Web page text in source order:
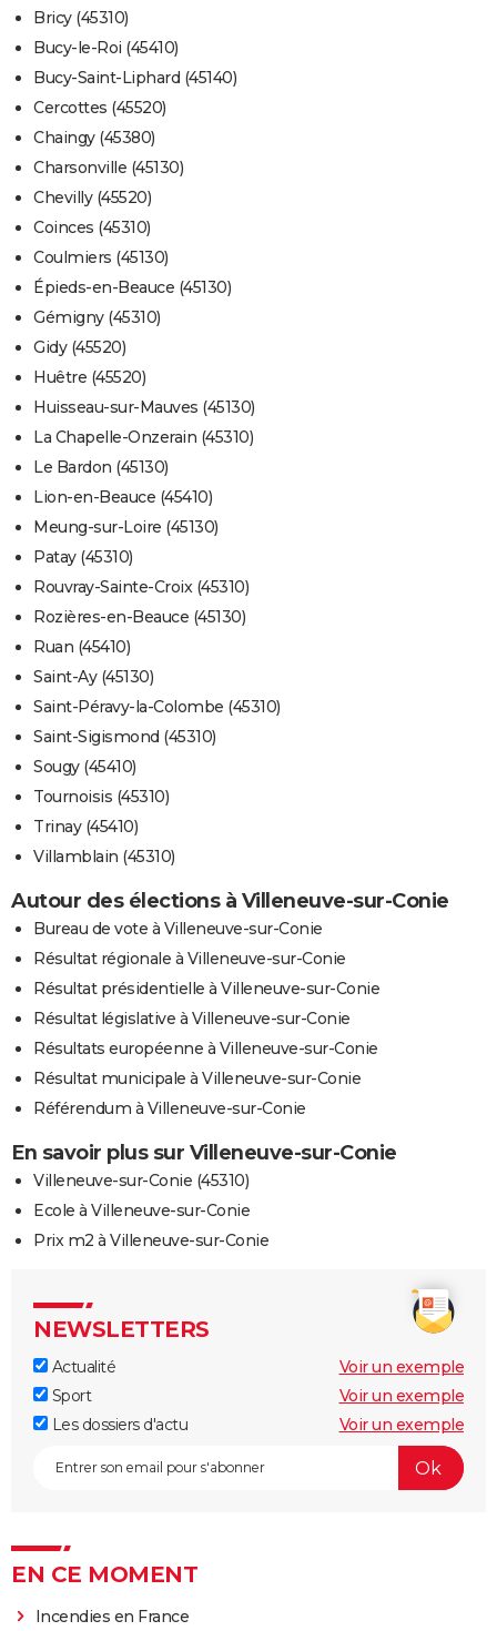
Bricy (45310)
Bucy-le-Roi (45410)
Bucy-Saint-Liphard (45140)
Cercottes (45520)
Chaingy (45380)
Charsonville (45130)
Chevilly (45520)
Coinces (45310)
Coulmiers (45130)
Épieds-en-Beauce (45130)
Gémigny (45310)
Gidy (45520)
Huêtre (45520)
Huisseau-sur-Mauves (45130)
La Chapelle-Onzerain (45310)
Le Bardon (45130)
Lion-en-Beauce (45410)
Meung-sur-Loire (45130)
Patay (45310)
Rouvray-Sainte-Croix (45310)
Rozières-en-Beauce (45130)
Ruan (45410)
Saint-Ay (45130)
Saint-Péravy-la-Colombe (45310)
Saint-Sigismond (45310)
Sougy (45410)
Tournoisis (45310)
Trinay (45410)
Villamblain (45310)
Autour des élections à Villeneuve-sur-Conie
Bureau de vote à Villeneuve-sur-Conie
Résultat régionale à Villeneuve-sur-Conie
Résultat présidentielle à Villeneuve-sur-Conie
Résultat législative à Villeneuve-sur-Conie
Résultats européenne à Villeneuve-sur-Conie
Résultat municipale à Villeneuve-sur-Conie
Référendum à Villeneuve-sur-Conie
En savoir plus sur Villeneuve-sur-Conie
Villeneuve-sur-Conie (45310)
Ecole à Villeneuve-sur-Conie
Prix m2 à Villeneuve-sur-Conie
NEWSLETTERS
Actualité
Voir un exemple
Sport
Voir un exemple
Les dossiers d'actu
Voir un exemple
EN CE MOMENT
Incendies en France